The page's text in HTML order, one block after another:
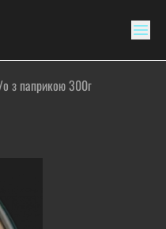
з паприкою 300г